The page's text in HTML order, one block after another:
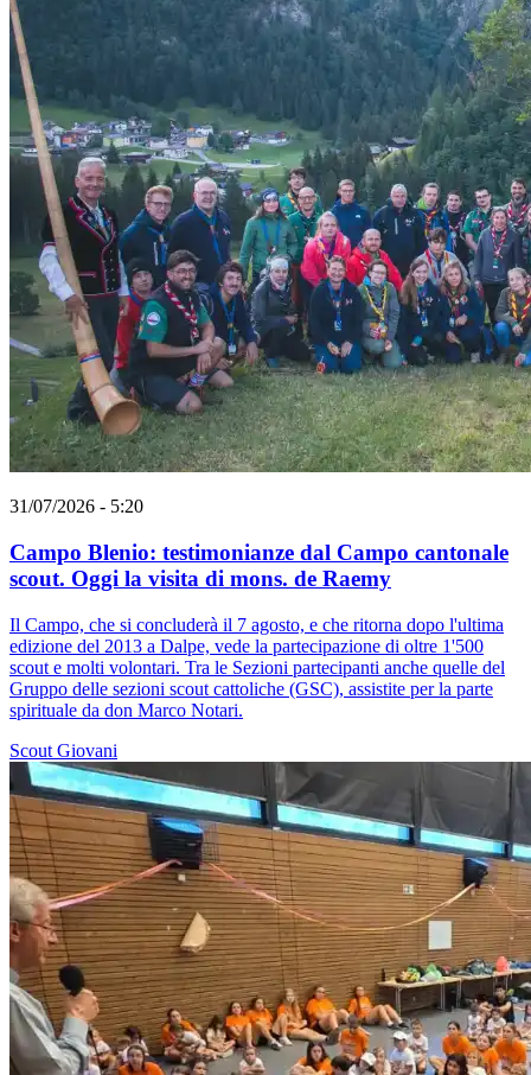
31/07/2026 - 5:20
Campo Blenio: testimonianze dal Campo cantonale
scout. Oggi la visita di mons. de Raemy
Il Campo, che si concluderà il 7 agosto, e che ritorna dopo l'ultima
edizione del 2013 a Dalpe, vede la partecipazione di oltre 1'500
scout e molti volontari. Tra le Sezioni partecipanti anche quelle del
Gruppo delle sezioni scout cattoliche (GSC), assistite per la parte
spirituale da don Marco Notari.
Scout Giovani